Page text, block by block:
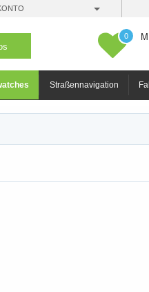
0
Straßennavigation